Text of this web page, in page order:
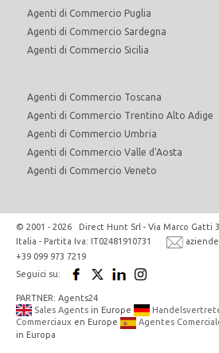
Agenti di Commercio Puglia
Agenti di Commercio Sardegna
Agenti di Commercio Sicilia
Agenti di Commercio Toscana
Agenti di Commercio Trentino Alto Adige
Agenti di Commercio Umbria
Agenti di Commercio Valle d'Aosta
Agenti di Commercio Veneto
© 2001 - 2026 Direct Hunt Srl - Via Marco Gatti
Italia - Partita Iva: IT02481910731
+39 099 973 7219
Seguici su:
PARTNER: Agents24
Sales Agents in Europe
Commerciaux en Europe Agentes
in Europa